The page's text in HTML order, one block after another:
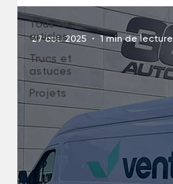
Tous les
articles
Trucs et
astuces
Projets
27 oct. 2025 1 min de lecture